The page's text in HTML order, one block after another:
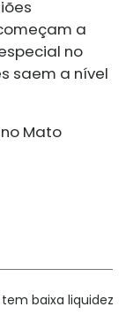
a
no
saem a nível
Mato
baixa liquidez